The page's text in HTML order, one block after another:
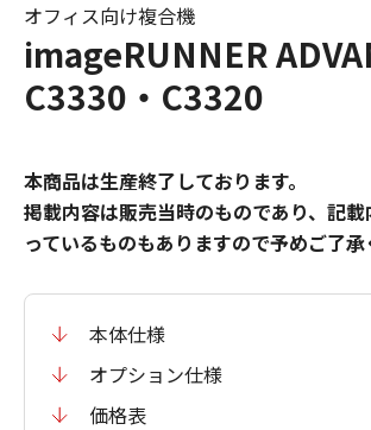
imageRUNNER
C3330・C3320
オフィス向け複合機
本商品は生産終了しております。
掲載内容は販売当時のものであり、記
っているものもありますので予めご了承
本体仕様
オプション仕様
価格表